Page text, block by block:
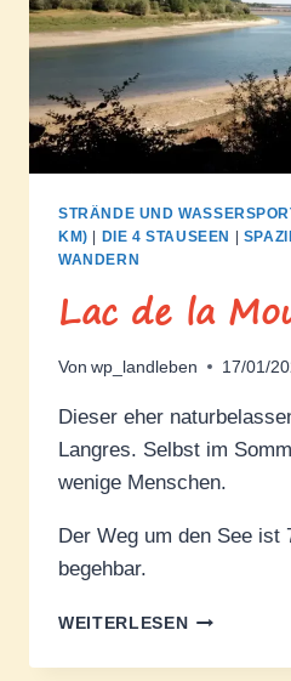
STRÄNDE UND
KM)
DIE 4 STAUSEEN
WANDERN
Lac de la
Von wp_landleben 17/01/
Dieser eher
Langres. Selbst im
wenige Menschen.
Der Weg um den See ist
begehbar.
WEITERLESENLAC
LA